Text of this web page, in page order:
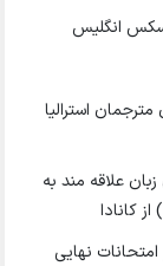
انگلیس
استرالیا
علاقه مند به
نهایی